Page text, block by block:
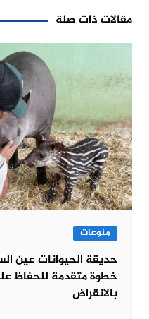
مقالات ذات صلة
منوعات
حديقة الحيوانات عين
خطوة متقدمة للحفاظ على
بالانقراض